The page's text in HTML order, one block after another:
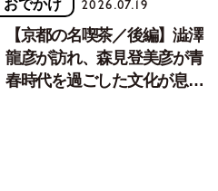
おでかけ 2026.07.19
【京都の名喫茶／後編】澁澤
龍彦が訪れ、森見登美彦が青
春時代を過ごした文化が息づ